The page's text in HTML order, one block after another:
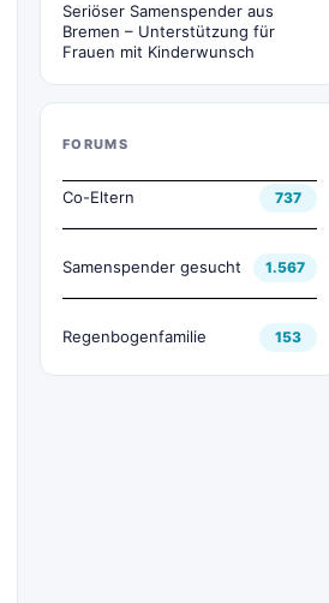
Seriöser Samenspender aus
Bremen – Unterstützung für
Frauen mit Kinderwunsch
FORUMS
Co-Eltern 737
Samenspender gesucht 1.567
Regenbogenfamilie 153